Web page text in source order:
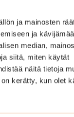
ja mainosten
ja
median,
siitä, miten käytät
näitä tietoja
kerätty, kun olet
jalkineiden
ja hiekka
ja
ja
niitä ei voi